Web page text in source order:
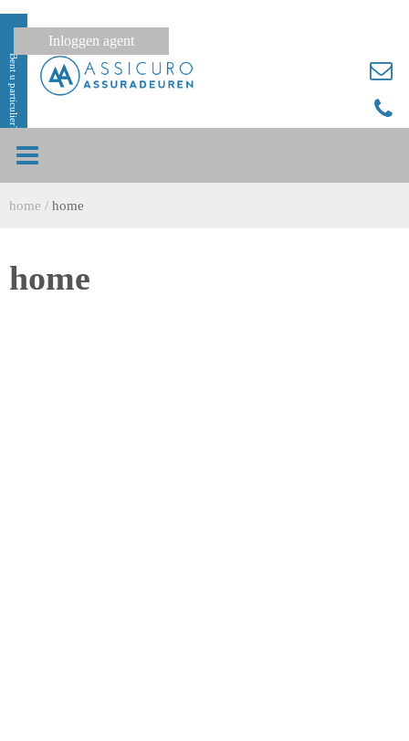
Bent u particulier?
Inloggen agent
home / home
home